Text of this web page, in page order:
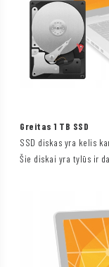
Greitas 1 TB SSD
SSD diskas yra kelis
Šie diskai yra tylūs ir